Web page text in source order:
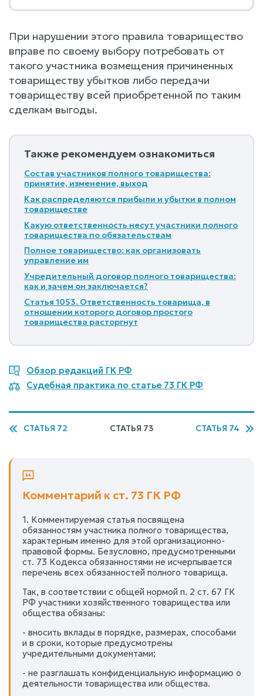
При нарушении этого правила товарищество
вправе по своему выбору потребовать от
такого участника возмещения причиненных
товариществу убытков либо передачи
товариществу всей приобретенной по таким
сделкам выгоды.
Также рекомендуем ознакомиться
Состав участников полного товарищества:
принятие, изменение, выход
Как распределяются прибыли и убытки в полном
товариществе
Какую ответственность несут участники полного
товарищества по обязательствам
Полное товарищество: как организовать
управление им
Учредительный договор полного товарищества:
как и зачем он заключается?
Статья 1053. Ответственность товарища, в
отношении которого договор простого
товарищества расторгнут
Обзор редакций ГК РФ
Судебная практика по статье 73 ГК РФ
СТАТЬЯ 72 СТАТЬЯ 73 СТАТЬЯ 74
Комментарий к ст. 73 ГК РФ
1. Комментируемая статья посвящена
обязанностям участника полного товарищества,
характерным именно для этой организационно-
правовой формы. Безусловно, предусмотренными
ст. 73 Кодекса обязанностями не исчерпывается
перечень всех обязанностей полного товарища.
Так, в соответствии с общей нормой п. 2 ст. 67 ГК
РФ участники хозяйственного товарищества или
общества обязаны:
- вносить вклады в порядке, размерах, способами
и в сроки, которые предусмотрены
учредительными документами;
- не разглашать конфиденциальную информацию о
деятельности товарищества или общества.